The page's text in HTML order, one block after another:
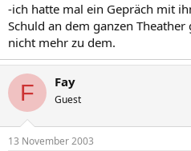
-ich hatte mal ein Gepräch mit
Schuld an dem ganzen
nicht mehr zu dem.
F Fay
Guest
13 November 2003